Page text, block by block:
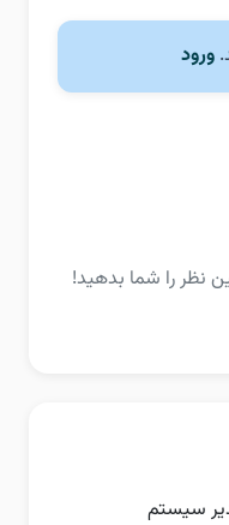
ورود
نظر را شما بدهید!
سیستم